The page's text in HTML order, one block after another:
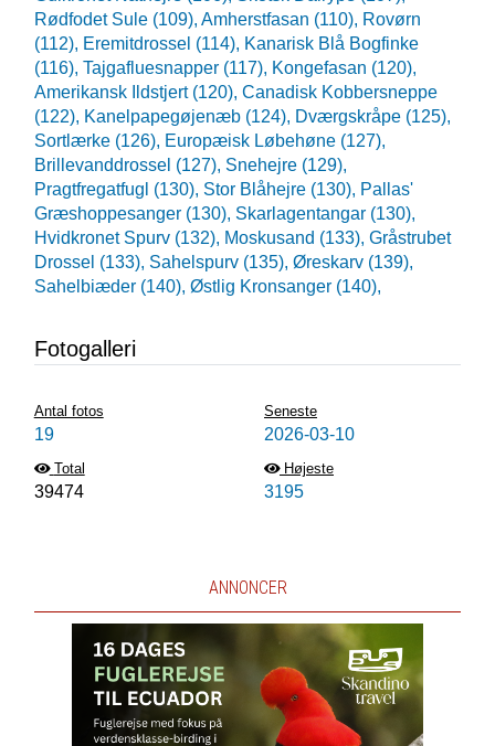
Rødfodet Sule (109), Amherstfasan (110), Rovørn
(112), Eremitdrossel (114), Kanarisk Blå Bogfinke
(116), Tajgafluesnapper (117), Kongefasan (120),
Amerikansk Ildstjert (120), Canadisk Kobbersneppe
(122), Kanelpapegøjenæb (124), Dværgskråpe (125),
Sortlærke (126), Europæisk Løbehøne (127),
Brillevanddrossel (127), Snehejre (129),
Pragtfregatfugl (130), Stor Blåhejre (130), Pallas'
Græshoppesanger (130), Skarlagentangar (130),
Hvidkronet Spurv (132), Moskusand (133), Gråstrubet
Drossel (133), Sahelspurv (135), Øreskarv (139),
Sahelbiæder (140), Østlig Kronsanger (140),
Fotogalleri
Antal fotos
19
Seneste
2026-03-10
Total
39474
Højeste
3195
ANNONCER